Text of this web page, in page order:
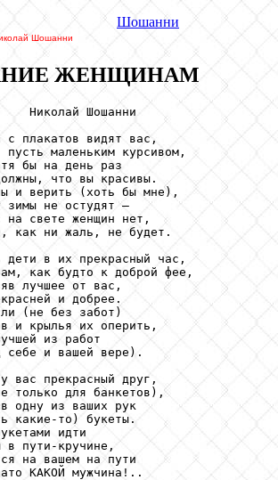
Шошанни
Шошанни
ЖЕНЩИНАМ
Николай Шошанни
с плакатов видят вас,
маленьким курсивом,
бы на день раз
что вы красивы.
и верить (хоть бы мне),
зимы не остудят —
на свете женщин нет,
как ни жаль, не будет.
в их прекрасный час,
как будто к доброй фее,
лучшее от вас,
и добрее.
(не без забот)
и крылья их оперить,
из работ
себе и вашей вере).
вас прекрасный друг,
только для банкетов),
одну из ваших рук
какие-то) букеты.
идти
в пути-кручине,
на вашем на пути
КАКОЙ мужчина!..